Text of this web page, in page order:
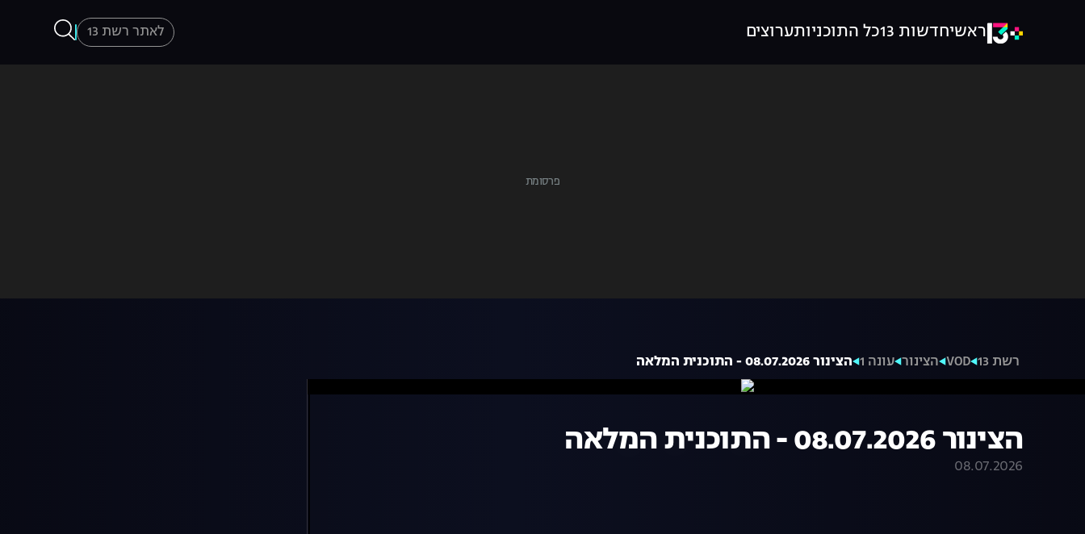
ראשיחדשות 13 כל התוכניותערוצים לאתר רשת 13
רשת 13 VOD הצינור עונה 1 הצינור 08.07.2026 - התוכנית המלאה
הצינור 08.07.2026 - התוכנית המלאה
08.07.2026